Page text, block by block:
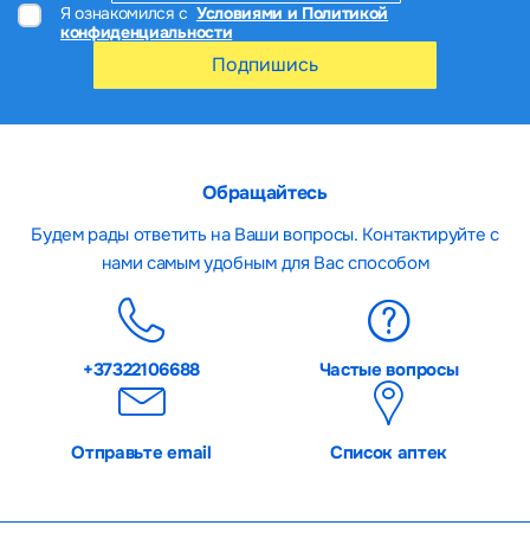
Я ознакомился с Условиями и Политикой
конфиденциальности
Подпишись
Обращайтесь
Будем рады ответить на Ваши вопросы. Контактируйте с
нами самым удобным для Вас способом
+37322106688 Частые вопросы
Отправьте email Список аптек